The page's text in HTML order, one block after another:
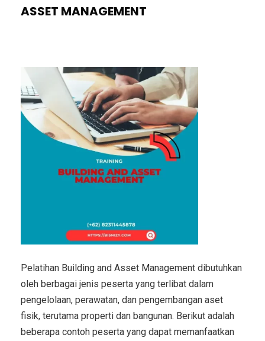
ASSET MANAGEMENT
Pelatihan Building and Asset Management dibutuhkan
oleh berbagai jenis peserta yang terlibat dalam
pengelolaan, perawatan, dan pengembangan aset
fisik, terutama properti dan bangunan. Berikut adalah
beberapa contoh peserta yang dapat memanfaatkan